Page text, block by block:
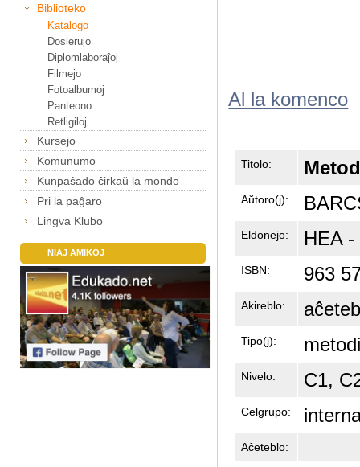
Biblioteko
Katalogo
Dosierujo
Diplomlaboraĵoj
Filmejo
Fotoalbumoj
Panteono
Retligiloj
Kursejo
Komunumo
Kunpaŝado ĉirkaŭ la mondo
Pri la paĝaro
Lingva Klubo
NIAJ AMIKOJ
Al la komenco
Titolo:
Aŭtoro(j):
Eldonejo: HEA
ISBN: 963
Akireblo:
Tipo(j):
Nivelo: C1,
Celgrupo:
Aĉeteblo: